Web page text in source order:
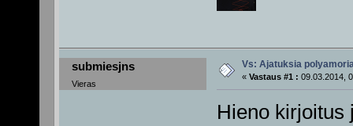
submiesjns
Vieras
Vs: Ajatuksia
« Vastaus #1 : 09.03.2014,
Hieno kirjoitus